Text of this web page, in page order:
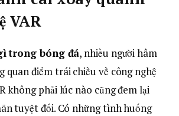
VAR
trong bóng đá, nhiều người hâm
quan điểm trái chiều về công nghệ
không phải lúc nào cũng đem lại
tuyệt đối. Có những tình huống